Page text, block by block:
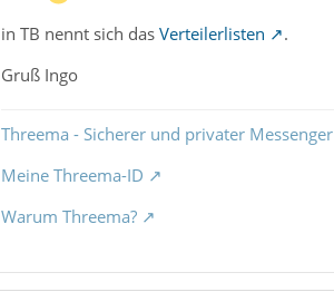
in TB nennt sich das Verteilerlisten
.
Gruß Ingo
Threema - Sicherer und privater Messenger
Meine Threema-ID
Warum Threema?